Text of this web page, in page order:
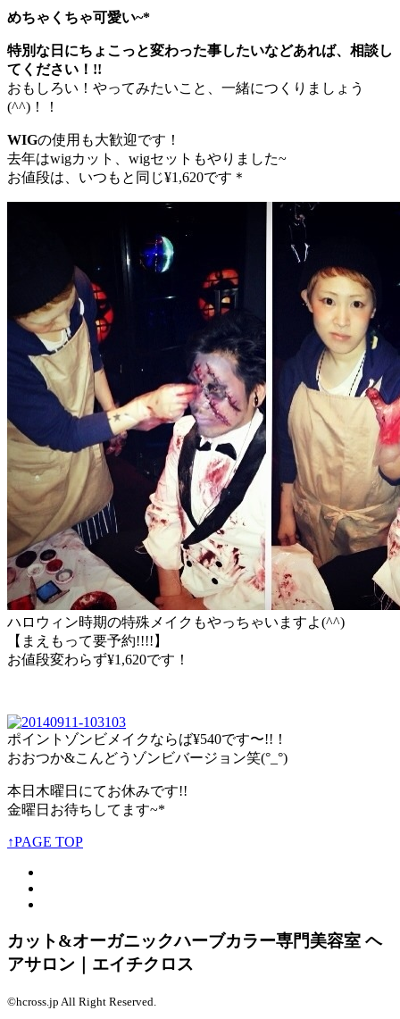
めちゃくちゃ可愛い~*
特別な日にちょこっと変わった事したいなどあれば、相談し
てください！!!
おもしろい！やってみたいこと、一緒につくりましょう
(^^)！！
WIGの使用も大歓迎です！
去年はwigカット、wigセットもやりました~
お値段は、いつもと同じ¥1,620です＊
ハロウィン時期の特殊メイクもやっちゃいますよ(^^)
【まえもって要予約!!!!】
お値段変わらず¥1,620です！
ポイントゾンビメイクならば¥540です〜!!！
おおつか&こんどうゾンビバージョン笑(°_°)
本日木曜日にてお休みです!!
金曜日お待ちしてます~*
↑PAGE TOP
カット&オーガニックハーブカラー専門美容室 ヘ
アサロン｜エイチクロス
©hcross.jp All Right Reserved.